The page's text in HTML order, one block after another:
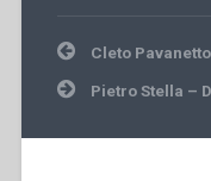
Post
navigation
Cleto
Pietro Stella –